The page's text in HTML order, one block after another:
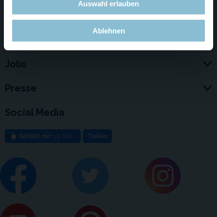
Auswahl erlauben
Ablehnen
Service & Kontakt
Für Firmen
Jobs
Presse
Social Media